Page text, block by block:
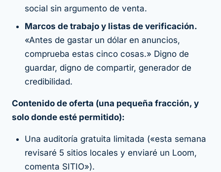
social sin argumento de venta.
Marcos de trabajo y listas de verificación.
«Antes de gastar un dólar en anuncios,
comprueba estas cinco cosas.» Digno de
guardar, digno de compartir, generador de
credibilidad.
Contenido de oferta (una pequeña fracción, y
solo donde esté permitido):
Una auditoría gratuita limitada («esta semana
revisaré 5 sitios locales y enviaré un Loom,
comenta SITIO»).